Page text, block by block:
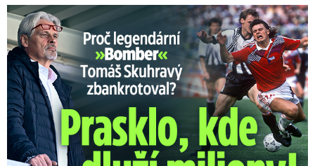
Proč Skuhravý zbankrotoval? Prasklo, kde dluží miliony!